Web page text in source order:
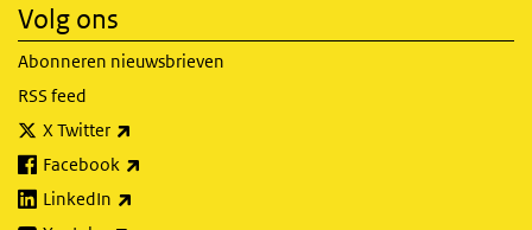
Volg ons
Abonneren nieuwsbrieven
RSS feed
X Twitter
Facebook
LinkedIn